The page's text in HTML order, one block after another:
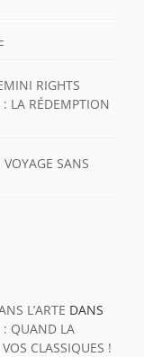
RIGHTS
: LA RÉDEMPTION
SANS
L’ARTE DANS
: QUAND LA
CLASSIQUES !